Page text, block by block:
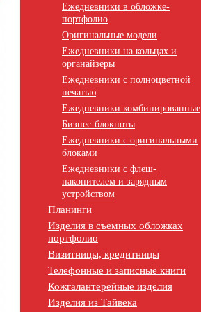
Ежедневники в обложке-
портфолио
Оригинальные модели
Ежедневники на кольцах и
органайзеры
Ежедневники с полноцветной
печатью
Ежедневники комбинированные
Бизнес-блокноты
Ежедневники с оригинальными
блоками
Ежедневники с флеш-
накопителем и зарядным
устройством
Планинги
Изделия в съемных обложках
портфолио
Визитницы, кредитницы
Телефонные и записные книги
Кожгалантерейные изделия
Изделия из Тайвека